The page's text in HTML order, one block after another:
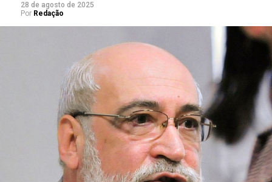
28 de agosto de 2025
Por Redação